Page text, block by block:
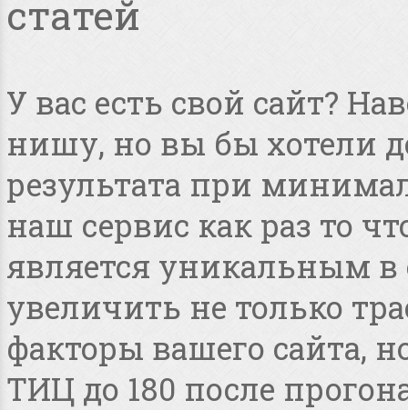
статей
У вас есть свой сайт?
нишу, но вы бы хотели
результата при
наш сервис как раз то
является уникальным в
увеличить не только
факторы вашего сайта,
ТИЦ до 180 после